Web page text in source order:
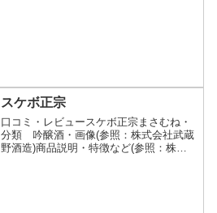
スケボ正宗
口コミ・レビュースケボ正宗まさむね・
分類 吟醸酒・画像(参照：株式会社武蔵
野酒造)商品説明・特徴など(参照：株式